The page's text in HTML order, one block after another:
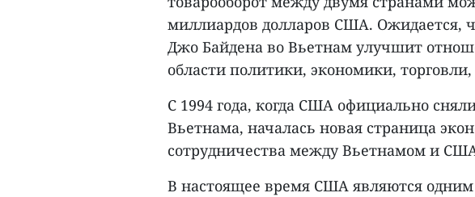
миллиардов долларов США. Ожидается,
Джо Байдена во Вьетнам улучшит
области политики, экономики,
С 1994 года, когда США официально
Вьетнама, началась новая страница
сотрудничества между Вьетнамом и
В настоящее время США являются